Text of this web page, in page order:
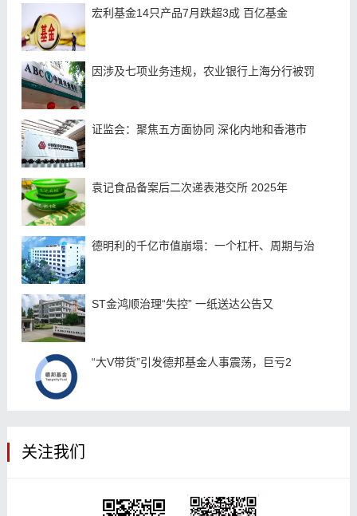
宏利基金14只产品7月跌超3成 百亿基金
因涉及七项业务违规，农业银行上海分行被罚
证监会：聚焦五方面协同 深化内地和香港市
袁记食品备案后二次递表港交所 2025年
德明利的千亿市值崩塌：一个杠杆、周期与治
ST金鸿顺治理“失控” 一纸送达公告又
“大V带货”引发德邦基金人事震荡，巨亏2
关注我们